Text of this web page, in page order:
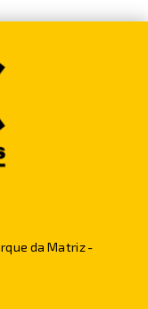
da Matriz -